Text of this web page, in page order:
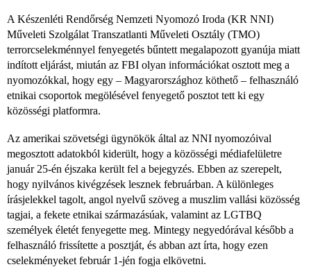
A Készenléti Rendőrség Nemzeti Nyomozó Iroda (KR NNI)
Műveleti Szolgálat Transzatlanti Műveleti Osztály (TMO)
terrorcselekménnyel fenyegetés bűntett megalapozott gyanúja miatt
indított eljárást, miután az FBI olyan információkat osztott meg a
nyomozókkal, hogy egy – Magyarországhoz köthető – felhasználó
etnikai csoportok megölésével fenyegető posztot tett ki egy
közösségi platformra.
Az amerikai szövetségi ügynökök által az NNI nyomozóival
megosztott adatokból kiderült, hogy a közösségi médiafelületre
január 25-én éjszaka került fel a bejegyzés. Ebben az szerepelt,
hogy nyilvános kivégzések lesznek februárban. A különleges
írásjelekkel tagolt, angol nyelvű szöveg a muszlim vallási közösség
tagjai, a fekete etnikai származásúak, valamint az LGTBQ
személyek életét fenyegette meg. Mintegy negyedórával később a
felhasználó frissítette a posztját, és abban azt írta, hogy ezen
cselekményeket február 1-jén fogja elkövetni.